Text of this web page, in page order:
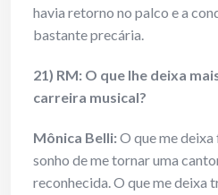
havia retorno no palco e a
bastante precária.
21) RM: O que lhe deixa
carreira musical?
Mônica Belli:O que me
sonho de me tornar uma
reconhecida. O que me deixa